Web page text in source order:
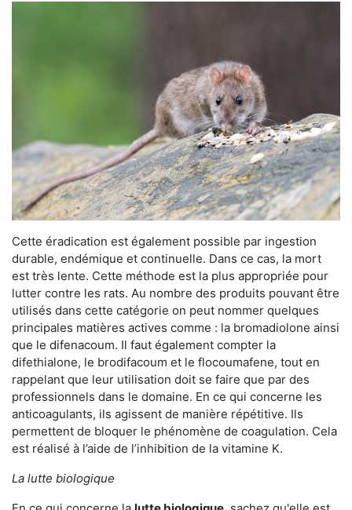
Cette éradication est également possible par ingestion
durable, endémique et continuelle. Dans ce cas, la mort
est très lente. Cette méthode est la plus appropriée pour
lutter contre les rats. Au nombre des produits pouvant être
utilisés dans cette catégorie on peut nommer quelques
principales matières actives comme : la bromadiolone ainsi
que le difenacoum. Il faut également compter la
difethialone, le brodifacoum et le flocoumafene, tout en
rappelant que leur utilisation doit se faire que par des
professionnels dans le domaine. En ce qui concerne les
anticoagulants, ils agissent de manière répétitive. Ils
permettent de bloquer le phénomène de coagulation. Cela
est réalisé à l’aide de l’inhibition de la vitamine K.
La lutte biologique